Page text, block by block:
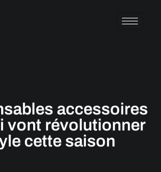
accessoires
vont révolutionner
cette saison